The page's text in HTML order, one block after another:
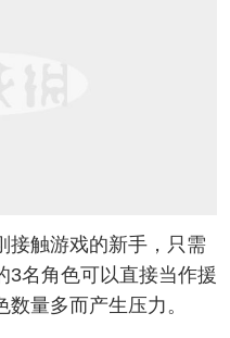
触游戏的新手，只需
3名角色可以直接当作援
量多而产生压力。